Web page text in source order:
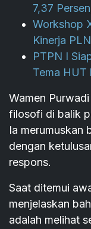
7,37
Workshop
Kinerja
PTPN I
Tema HUT
Wamen
filosofi di balik
Ia merumuskan
dengan
respons.
Saat ditemui
menjelaskan
adalah melihat